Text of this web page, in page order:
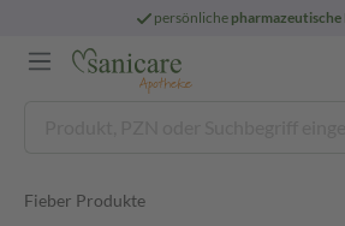
persönliche
Fieber Produkte